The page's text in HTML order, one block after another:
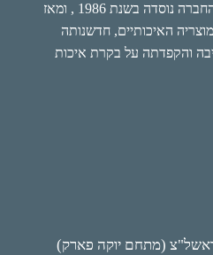
באיזור התעשיה ראשון לציון. החברה נוסדה בשנת 1986 , ומאז
מוצריה האיכותיים, חדשנותה
והקפדתה על בקרת איכות